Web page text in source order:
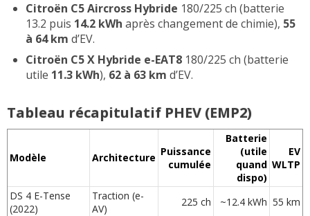
Citroën C5 Aircross Hybride 180/225 ch (batterie
13.2 puis 14.2 kWh après changement de chimie), 55
à 64 km d’EV.
Citroën C5 X Hybride e-EAT8 180/225 ch (batterie
utile 11.3 kWh), 62 à 63 km d’EV.
Tableau récapitulatif PHEV (EMP2)
Modèle Architecture Puissance
cumulée
Batterie
(utile
quand
dispo)
EV
WLTP
DS 4 E-Tense
(2022)
Traction (e-
AV)
225 ch ~12.4 kWh 55 km